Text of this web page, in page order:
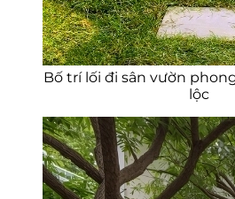
Bố trí lối đi sân vườn
lộc